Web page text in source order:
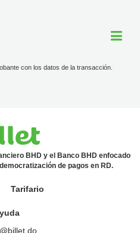
con los datos de la transacción.
BHD y el Banco BHD enfocado
de pagos en RD.
Tarifario